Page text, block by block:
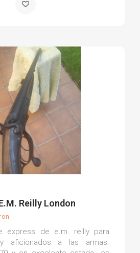
M.
(0) Reilly London
express de e.m. reilly para
aficionados a las armas.